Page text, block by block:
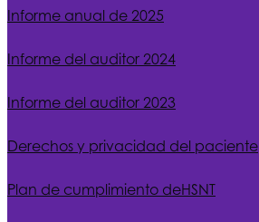
Informe anual de 2025
Informe del auditor 2024
Informe del auditor 2023
Derechos y privacidad del paciente
Plan de cumplimiento deHSNT